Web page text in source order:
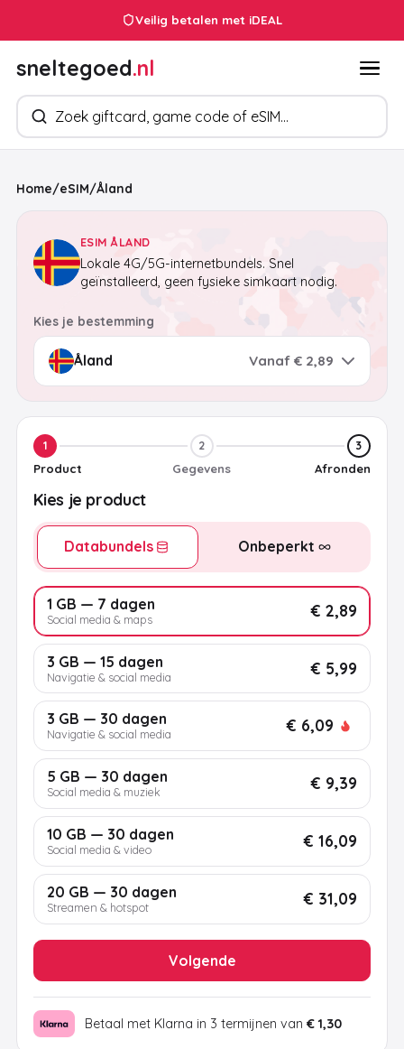
Veilig betalen met iDEAL
sneltegoed.nl
Zoek producten
Home/eSIM/Åland
ESIM ÅLAND
Lokale 4G/5G-internetbundels. Snel
geïnstalleerd, geen fysieke simkaart nodig.
Kies je bestemming
Vanaf € 2,89
1
Product
2
Gegevens
3
Afronden
Kies je product
Databundels Onbeperkt
1 GB — 7 dagen
Social media & maps € 2,89
3 GB — 15 dagen
Navigatie & social media € 5,99
3 GB — 30 dagen
Navigatie & social media € 6,09
5 GB — 30 dagen
Social media & muziek € 9,39
10 GB — 30 dagen
Social media & video € 16,09
20 GB — 30 dagen
Streamen & hotspot € 31,09
Volgende
Betaal met Klarna in 3 termijnen van € 1,30